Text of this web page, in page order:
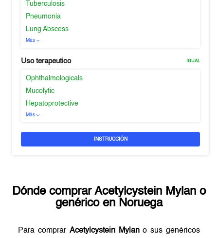
Tuberculosis
Pneumonia
Lung Abscess
Más
Uso terapeutico IGUAL
Ophthalmologicals
Mucolytic
Hepatoprotective
Más
INSTRUCCIÓN
Dónde comprar Acetylcystein Mylan o
genérico en Noruega
Para comprar Acetylcystein Mylano sus genéricos